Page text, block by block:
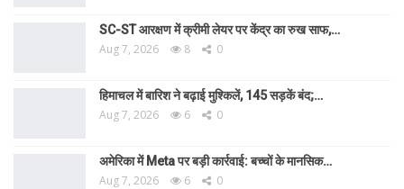
SC-ST आरक्षण में क्रीमी लेयर पर केंद्र का रुख साफ,…
Aug 7, 2026 8 0
हिमाचल में बारिश ने बढ़ाई मुश्किलें, 145 सड़कें बंद;…
Aug 7, 2026 6 0
अमेरिका में Meta पर बड़ी कार्रवाई: बच्चों के मानसिक…
Aug 7, 2026 6 0